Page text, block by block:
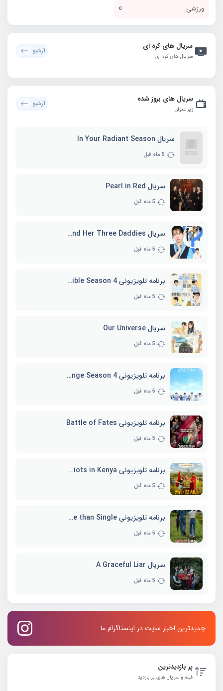
ورزشی 0
سریال های کره ای
سریال های کره ای
آرشیو
سریال های بروز شده
زیر عنوان
آرشیو
سریال In Your Radiant Season
5 ماه قبل
سریال Pearl in Red
5 ماه قبل
سریال Marie and Her Three Daddies
5 ماه قبل
برنامه تلویزیونی Whenever Possible Season 4
5 ماه قبل
سریال Our Universe
5 ماه قبل
برنامه تلویزیونی EXchange Season 4
5 ماه قبل
برنامه تلویزیونی Battle of Fates
5 ماه قبل
برنامه تلویزیونی Three Idiots in Kenya
5 ماه قبل
برنامه تلویزیونی Better Late than Single
5 ماه قبل
سریال A Graceful Liar
5 ماه قبل
جدیدترین اخبار سایت در اینستاگرام ما
پر بازدیدترین
فیلم و سریال های پر بازدید